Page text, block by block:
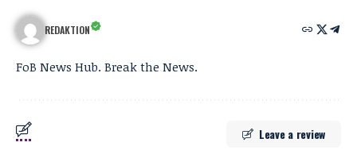
REDAKTION
FoB News Hub. Break the News.
Leave a review